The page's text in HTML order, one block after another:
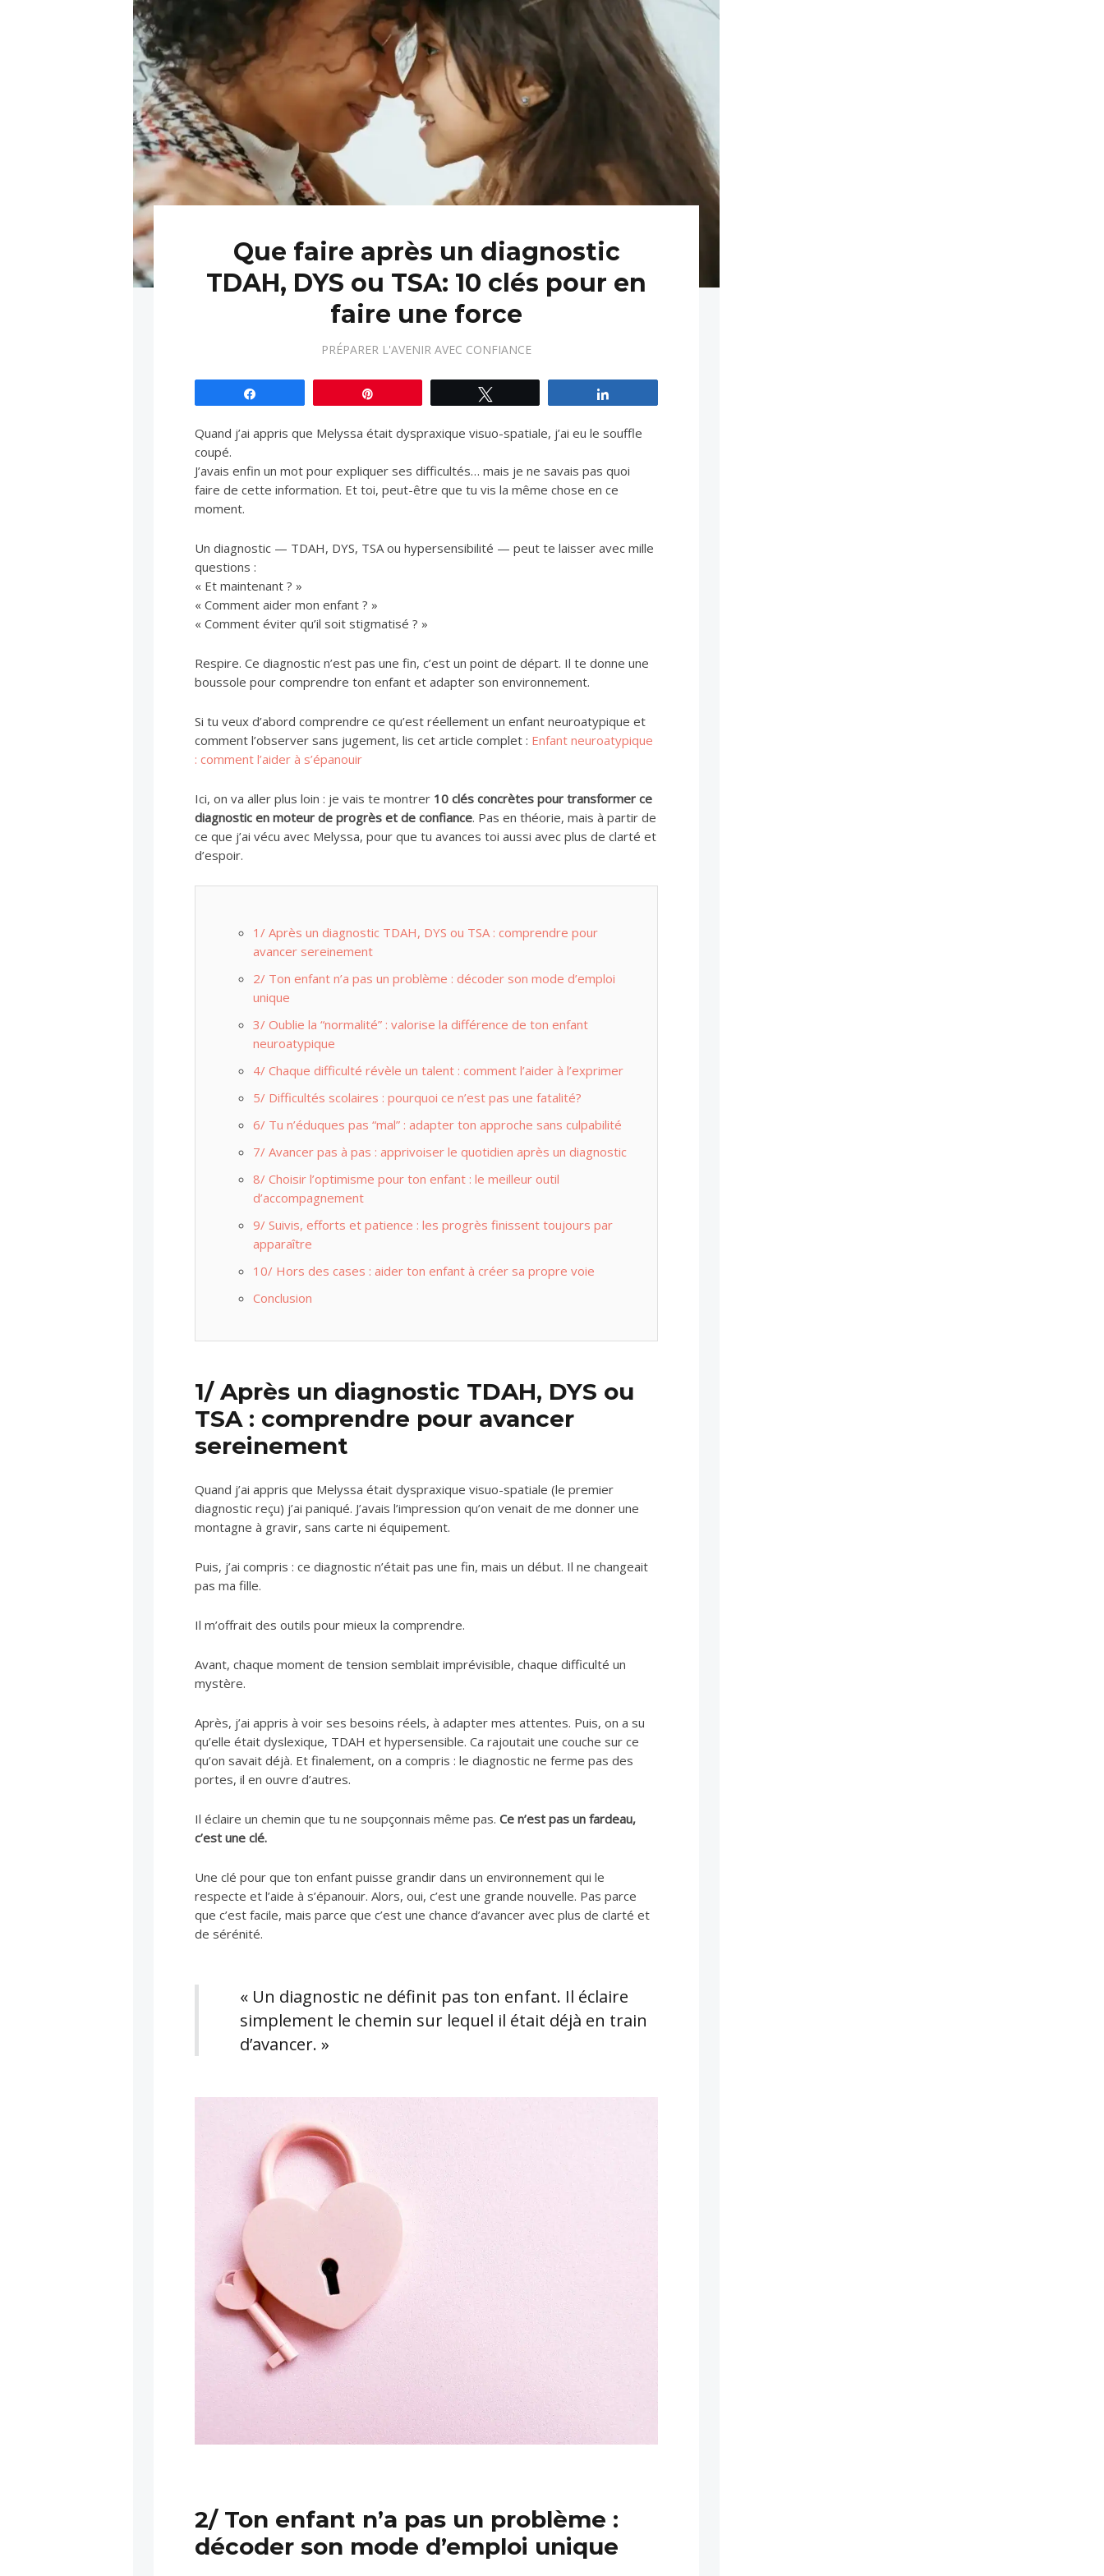
Que faire après un diagnostic
TDAH, DYS ou TSA: 10 clés pour en
faire une force
PRÉPARER L'AVENIR AVEC CONFIANCE
Quand j’ai appris que Melyssa était dyspraxique visuo-spatiale, j’ai eu le souffle
coupé.
J’avais enfin un mot pour expliquer ses difficultés… mais je ne savais pas quoi
faire de cette information. Et toi, peut-être que tu vis la même chose en ce
moment.
Un diagnostic — TDAH, DYS, TSA ou hypersensibilité — peut te laisser avec mille
questions :
« Et maintenant ? »
« Comment aider mon enfant ? »
« Comment éviter qu’il soit stigmatisé ? »
Respire. Ce diagnostic n’est pas une fin, c’est un point de départ. Il te donne une
boussole pour comprendre ton enfant et adapter son environnement.
Si tu veux d’abord comprendre ce qu’est réellement un enfant neuroatypique et
comment l’observer sans jugement, lis cet article complet : Enfant neuroatypique
: comment l’aider à s’épanouir
Ici, on va aller plus loin : je vais te montrer 10 clés concrètes pour transformer ce
diagnostic en moteur de progrès et de confiance. Pas en théorie, mais à partir de
ce que j’ai vécu avec Melyssa, pour que tu avances toi aussi avec plus de clarté et
d’espoir.
1/ Après un diagnostic TDAH, DYS ou TSA : comprendre pour
avancer sereinement
2/ Ton enfant n’a pas un problème : décoder son mode d’emploi
unique
3/ Oublie la “normalité” : valorise la différence de ton enfant
neuroatypique
4/ Chaque difficulté révèle un talent : comment l’aider à l’exprimer
5/ Difficultés scolaires : pourquoi ce n’est pas une fatalité?
6/ Tu n’éduques pas “mal” : adapter ton approche sans culpabilité
7/ Avancer pas à pas : apprivoiser le quotidien après un diagnostic
8/ Choisir l’optimisme pour ton enfant : le meilleur outil
d’accompagnement
9/ Suivis, efforts et patience : les progrès finissent toujours par
apparaître
10/ Hors des cases : aider ton enfant à créer sa propre voie
Conclusion
1/ Après un diagnostic TDAH, DYS ou
TSA : comprendre pour avancer
sereinement
Quand j’ai appris que Melyssa était dyspraxique visuo-spatiale (le premier
diagnostic reçu) j’ai paniqué. J’avais l’impression qu’on venait de me donner une
montagne à gravir, sans carte ni équipement.
Puis, j’ai compris : ce diagnostic n’était pas une fin, mais un début. Il ne changeait
pas ma fille.
Il m’offrait des outils pour mieux la comprendre.
Avant, chaque moment de tension semblait imprévisible, chaque difficulté un
mystère.
Après, j’ai appris à voir ses besoins réels, à adapter mes attentes. Puis, on a su
qu’elle était dyslexique, TDAH et hypersensible. Ca rajoutait une couche sur ce
qu’on savait déjà. Et finalement, on a compris : le diagnostic ne ferme pas des
portes, il en ouvre d’autres.
Il éclaire un chemin que tu ne soupçonnais même pas.Ce n’est pas un fardeau,
c’est une clé.
Une clé pour que ton enfant puisse grandir dans un environnement qui le
respecte et l’aide à s’épanouir. Alors, oui, c’est une grande nouvelle. Pas parce
que c’est facile, mais parce que c’est une chance d’avancer avec plus de clarté et
de sérénité.
« Un diagnostic ne définit pas ton enfant. Il éclaire
simplement le chemin sur lequel il était déjà en train
d’avancer. »
2/ Ton enfant n’a pas un problème :
décoder son mode d’emploi unique